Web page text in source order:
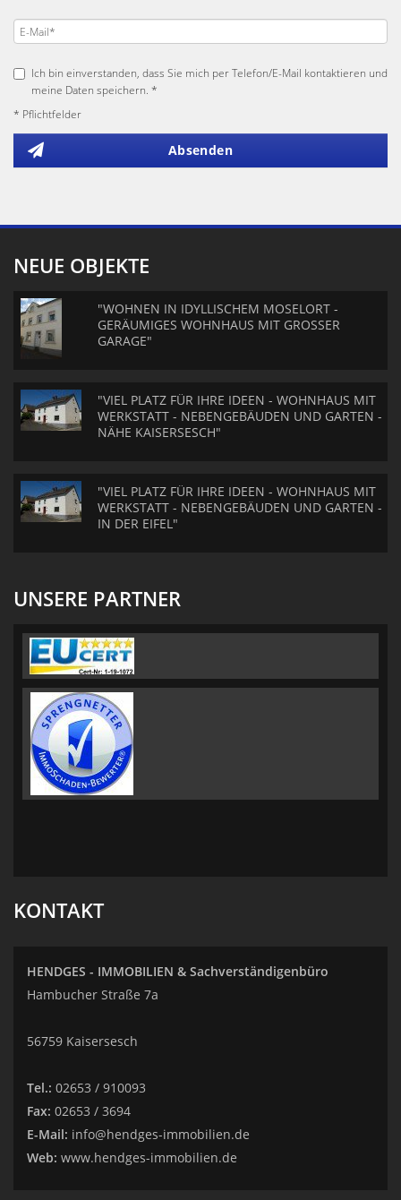
Ich bin einverstanden, dass Sie mich per Telefon/E-Mail kontaktieren und
meine Daten speichern. *
* Pflichtfelder
Absenden
NEUE OBJEKTE
"WOHNEN IN IDYLLISCHEM MOSELORT -
GERÄUMIGES WOHNHAUS MIT GROSSER
GARAGE"
"VIEL PLATZ FÜR IHRE IDEEN - WOHNHAUS MIT
WERKSTATT - NEBENGEBÄUDEN UND GARTEN -
NÄHE KAISERSESCH"
"VIEL PLATZ FÜR IHRE IDEEN - WOHNHAUS MIT
WERKSTATT - NEBENGEBÄUDEN UND GARTEN -
IN DER EIFEL"
UNSERE PARTNER
KONTAKT
HENDGES - IMMOBILIEN & Sachverständigenbüro
Hambucher Straße 7a
56759 Kaisersesch
Tel.: 02653 / 910093
Fax: 02653 / 3694
E-Mail: info@hendges-immobilien.de
Web: www.hendges-immobilien.de